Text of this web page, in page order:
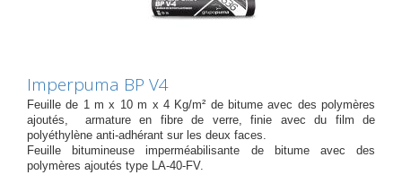
Imperpuma BP V4
Feuille de 1 m x 10 m x 4 Kg/m² de bitume avec des polymères
ajoutés, armature en fibre de verre, finie avec du film de
polyéthylène anti-adhérant sur les deux faces.
Feuille bitumineuse imperméabilisante de bitume avec des
polymères ajoutés type LA-40-FV.